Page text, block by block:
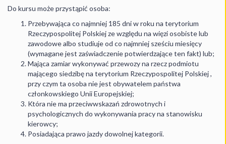
Do kursu może przystąpić osoba:
Przebywająca co najmniej 185 dni w roku na terytorium
Rzeczypospolitej Polskiej ze względu na więzi osobiste lub
zawodowe albo studiuje od co najmniej sześciu miesięcy
(wymagane jest zaświadczenie potwierdzające ten fakt) lub;
Mająca zamiar wykonywać przewozy na rzecz podmiotu
mającego siedzibę na terytorium Rzeczypospolitej Polskiej ,
przy czym ta osoba nie jest obywatelem państwa
członkowskiego Unii Europejskiej;
Która nie ma przeciwwskazań zdrowotnych i
psychologicznych do wykonywania pracy na stanowisku
kierowcy;
Posiadająca prawo jazdy dowolnej kategorii.